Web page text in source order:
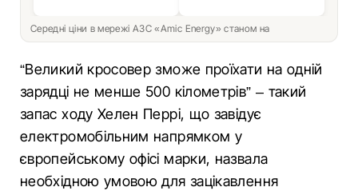
Середні ціни в мережі АЗС «Amic Energy» станом на
“Великий кросовер зможе проїхати на одній
зарядці не менше 500 кілометрів” – такий
запас ходу Хелен Перрі, що завідує
електромобільним напрямком у
європейському офісі марки, назвала
необхідною умовою для зацікавлення